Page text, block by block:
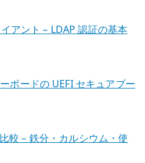
アント – LDAP 認証の基本
ボードの UEFI セキュアブー
較 – 鉄分・カルシウム・使